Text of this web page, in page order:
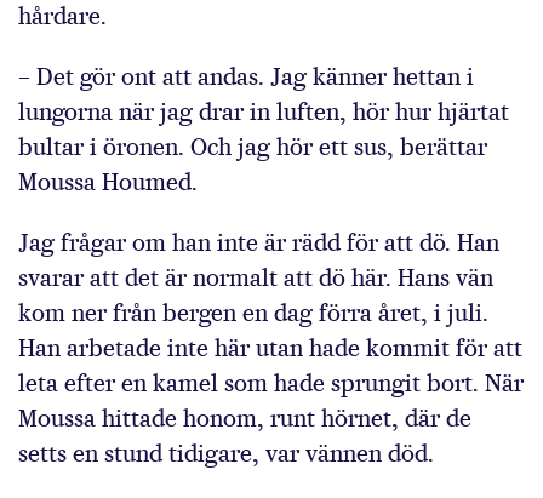
hårdare.
– Det gör ont att andas. Jag känner hettan i
lungorna när jag drar in luften, hör hur hjärtat
bultar i öronen. Och jag hör ett sus, berättar
Moussa Houmed.
Jag frågar om han inte är rädd för att dö. Han
svarar att det är normalt att dö här. Hans vän
kom ner från bergen en dag förra året, i juli.
Han arbetade inte här utan hade kommit för att
leta efter en kamel som hade sprungit bort. När
Moussa hittade honom, runt hörnet, där de
setts en stund tidigare, var vännen död.